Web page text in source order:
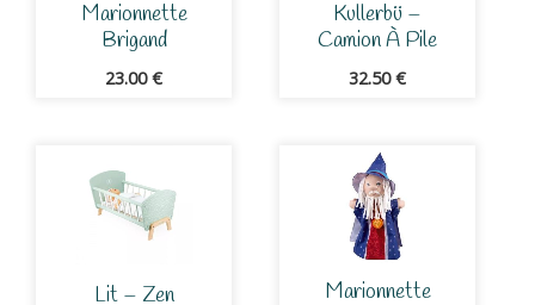
Marionnette
Brigand
23.00€
Kullerbü –
Camion À Pile
32.50€
Lit – Zen
Marionnette